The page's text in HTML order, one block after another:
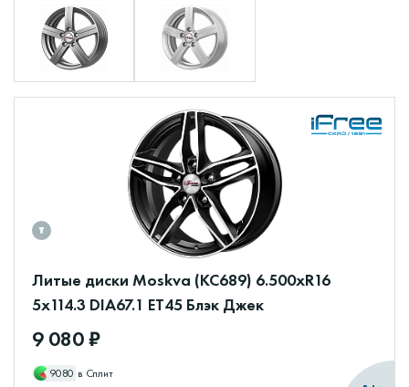
Литые диски Moskva (КС689) 6.500xR16
5x114.3 DIA67.1 ET45 Блэк Джек
9 080 ₽
9080 в Сплит